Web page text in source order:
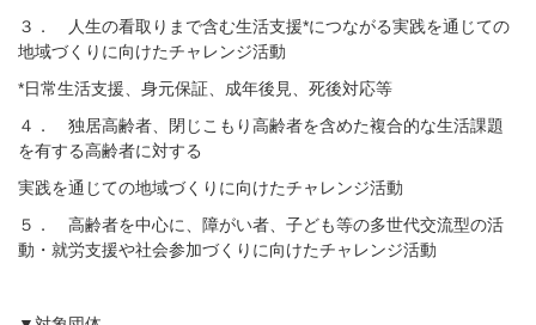
３． 人生の看取りまで含む生活支援*につながる実践を通じての
地域づくりに向けたチャレンジ活動
*日常生活支援、身元保証、成年後見、死後対応等
４． 独居高齢者、閉じこもり高齢者を含めた複合的な生活課題
を有する高齢者に対する
実践を通じての地域づくりに向けたチャレンジ活動
５． 高齢者を中心に、障がい者、子ども等の多世代交流型の活
動・就労支援や社会参加づくりに向けたチャレンジ活動